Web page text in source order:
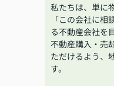
私たちは、単に
「この会社に
る不動産会社を
不動産購入・売
ただけるよう、
す。